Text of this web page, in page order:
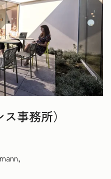
事務所）